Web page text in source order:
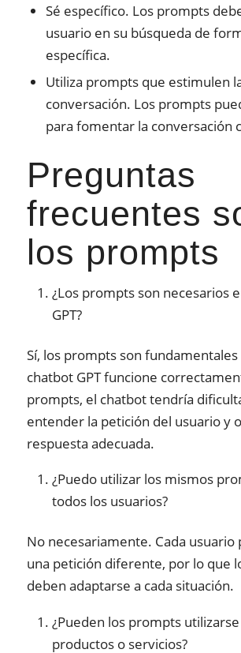
Sé específico. Los prompts
usuario en su búsqueda de
específica.
Utiliza prompts que estimulen
conversación. Los prompts
para fomentar la conversación
Preguntas
frecuentes
los prompts
¿Los prompts son necesarios
GPT?
Sí, los prompts son
chatbot GPT funcione
prompts, el chatbot tendría
entender la petición del usuario y
respuesta adecuada.
¿Puedo utilizar los mismos
todos los usuarios?
No necesariamente. Cada
una petición diferente, por lo que
deben adaptarse a cada situación.
¿Pueden los prompts
productos o servicios?